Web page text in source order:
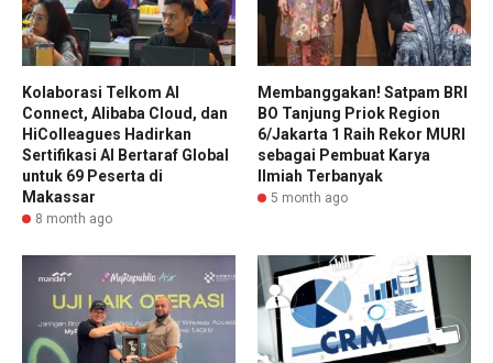
Kolaborasi Telkom AI
Connect, Alibaba Cloud, dan
HiColleagues Hadirkan
Sertifikasi AI Bertaraf Global
untuk 69 Peserta di
Makassar
8 month ago
Membanggakan! Satpam BRI
BO Tanjung Priok Region
6/Jakarta 1 Raih Rekor MURI
sebagai Pembuat Karya
Ilmiah Terbanyak
5 month ago